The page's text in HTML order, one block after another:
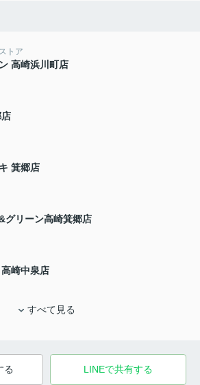
トア
高崎浜川町店
箕郷店
グリーン高崎箕郷店
崎中泉店
すべて見る
る LINEで共有する